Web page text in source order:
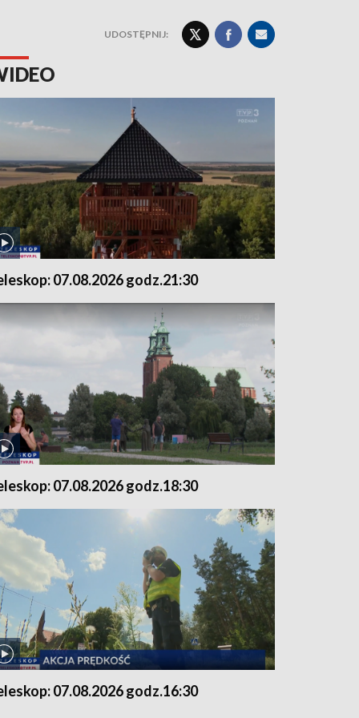
UDOSTĘPNIJ:
07.08.2026 godz.21:30
07.08.2026 godz.18:30
07.08.2026 godz.16:30